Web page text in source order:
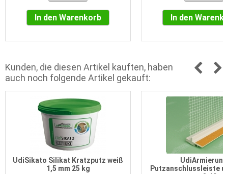
In den Warenkorb In den
Kunden, die diesen Artikel kauften, haben
auch noch folgende Artikel gekauft:
UdiSikato Silikat Kratzputz weiß
1,5 mm 25 kg
UdiArmierung
Putzanschlussleiste